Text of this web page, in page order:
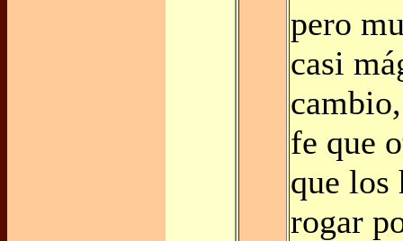
pero
casi
fe que
que los
rogar